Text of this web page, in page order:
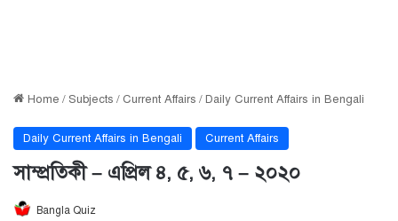
Home / Subjects / Current Affairs /Daily Current Affairs in Bengali
Daily Current Affairs in Bengali Current Affairs
সাম্প্রতিকী – এপ্রিল ৪, ৫, ৬, ৭ – ২০২০
Bangla Quiz